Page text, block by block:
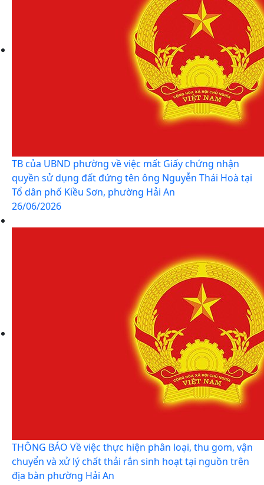
TB của UBND phường về việc mất Giấy chứng nhận
quyền sử dụng đất đứng tên ông Nguyễn Thái Hoà tại
Tổ dân phố Kiều Sơn, phường Hải An
26/06/2026
THÔNG BÁO Về việc thực hiện phân loại, thu gom, vận
chuyển và xử lý chất thải rắn sinh hoạt tại nguồn trên
địa bàn phường Hải An